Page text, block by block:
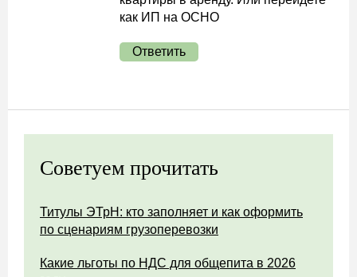
как ИП на ОСНО
Ответить
Советуем прочитать
Титулы ЭТрН: кто заполняет и как оформить
по сценариям грузоперевозки
Какие льготы по НДС для общепита в 2026